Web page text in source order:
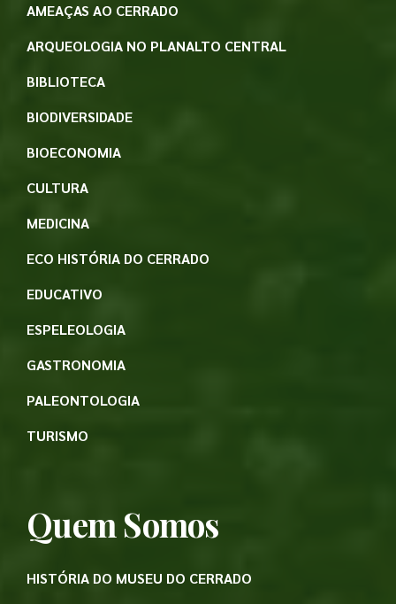
AMEAÇAS AO CERRADO
ARQUEOLOGIA NO PLANALTO CENTRAL
BIBLIOTECA
BIODIVERSIDADE
BIOECONOMIA
CULTURA
MEDICINA
ECO HISTÓRIA DO CERRADO
EDUCATIVO
ESPELEOLOGIA
GASTRONOMIA
PALEONTOLOGIA
TURISMO
Quem Somos
HISTÓRIA DO MUSEU DO CERRADO